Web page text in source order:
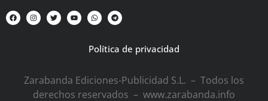
Política de privacidad
Zarabanda Ediciones-Publicidad S.L. – Todos los
derechos reservados – www.zarabanda.info